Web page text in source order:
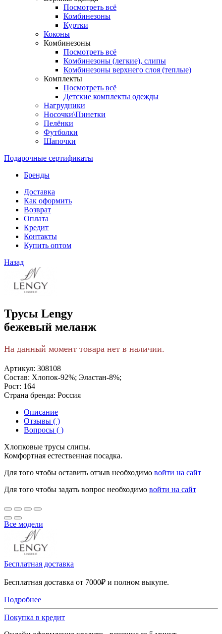
Посмотреть всё
Комбинезоны
Куртки
Коконы
Комбинезоны
Посмотреть всё
Комбинезоны (легкие), слипы
Комбинезоны верхнего слоя (теплые)
Комплекты
Посмотреть всё
Детские комплекты одежды
Нагрудники
Носочки\Пинетки
Пелёнки
Футболки
Шапочки
Подарочные сертификаты
Бренды
Доставка
Как оформить
Возврат
Оплата
Кредит
Контакты
Купить оптом
Назад
Трусы Lengy
бежевый меланж
На данный момент товара нет в наличии.
Артикул: 308108
Состав: Хлопок-92%; Эластан-8%;
Рост: 164
Страна бренда: Россия
Описание
Отзывы ( )
Вопросы ( )
Хлопковые трусы слипы.
Комфортная естественная посадка.
Для того чтобы оставить отзыв необходимо войти на сайт
Для того чтобы задать вопрос необходимо войти на сайт
Все модели
Бесплатная доставка
Бесплатная доставка от 7000₽ и полном выкупе.
Подробнее
Покупка в кредит